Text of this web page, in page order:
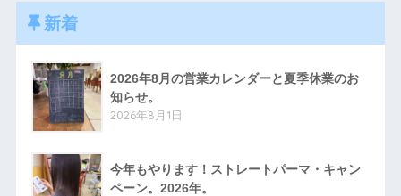
新着
2026年8月の営業カレンダーと夏季休業のお
知らせ。
2026年8月1日
今年もやります！ストレートパーマ・キャン
ペーン。2026年。